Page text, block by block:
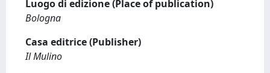
Luogo di edizione (Place of publication)
Bologna
Casa editrice (Publisher)
Il Mulino